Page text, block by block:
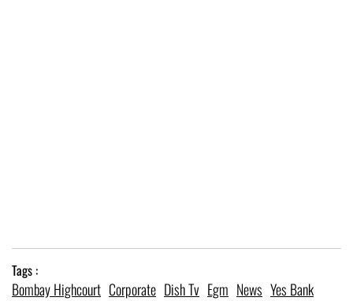
Tags :
Bombay Highcourt Corporate Dish Tv Egm News Yes Bank